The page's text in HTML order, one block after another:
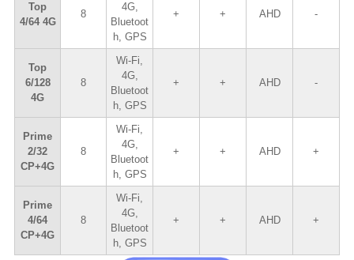
Top
4/64 4G
8
4G,
Bluetoot
h, GPS
+ + AHD -
Top
6/128
4G
8
Wi-Fi,
4G,
Bluetoot
h, GPS
+ + AHD -
Prime
2/32
CP+4G
8
Wi-Fi,
4G,
Bluetoot
h, GPS
+ + AHD +
Prime
4/64
CP+4G
8
Wi-Fi,
4G,
Bluetoot
h, GPS
+ + AHD +